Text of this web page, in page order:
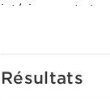
intérieures et
Résultats